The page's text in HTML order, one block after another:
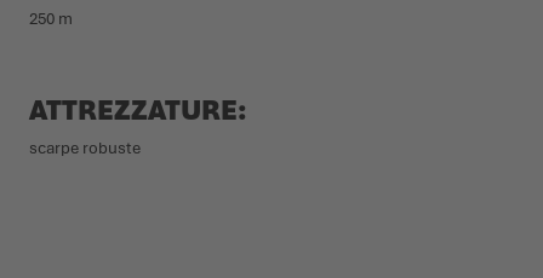
250 m
ATTREZZATURE:
scarpe robuste